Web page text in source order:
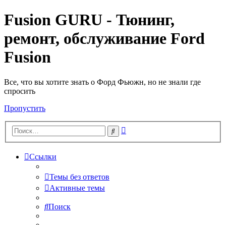
Fusion GURU - Тюнинг,
ремонт, обслуживание Ford
Fusion
Все, что вы хотите знать о Форд Фьюжн, но не знали где
спросить
Пропустить
Поиск
Ссылки
Темы без ответов
Активные темы
Поиск